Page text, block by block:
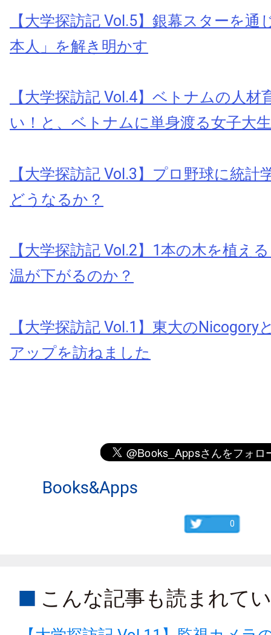
【大学探訪記 Vol.5】銀幕スターを通
本人」を解き明かす
【大学探訪記 Vol.4】ベトナムの人材
い！と、ベトナムに単身渡る女子大生
【大学探訪記 Vol.3】プロ野球に統計
どうなるか？
【大学探訪記 Vol.2】1本の木を植え
温が下がるのか？
【大学探訪記 Vol.1】東大のNicogory
アップを訪ねました
Books&Apps
0
こんな記事も読まれて